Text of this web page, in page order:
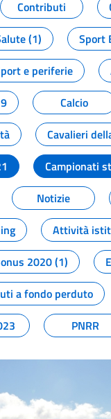
Contributi
(1) Sport
e periferie
Calcio
Cavalieri
Campionati
Notizie
Attività
2020 (1)
a fondo perduto
PNRR